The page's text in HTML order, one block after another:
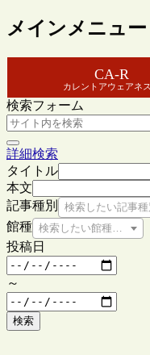
メインメニュー
CA-R
カレントアウェアネ
検索フォーム
詳細検索
タイトル
本文
記事種別
検索したい記事
館種 検索したい館種を選択
投稿日
～
検索